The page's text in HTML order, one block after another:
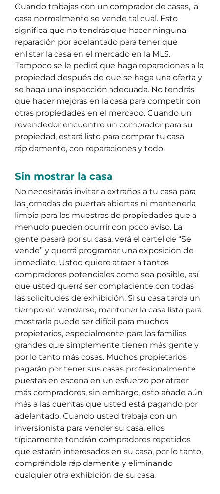
Cuando trabajas con un comprador de casas, la
casa normalmente se vende tal cual. Esto
significa que no tendrás que hacer ninguna
reparación por adelantado para tener que
enlistar la casa en el mercado en la MLS.
Tampoco se le pedirá que haga reparaciones a la
propiedad después de que se haga una oferta y
se haga una inspección adecuada. No tendrás
que hacer mejoras en la casa para competir con
otras propiedades en el mercado. Cuando un
revendedor encuentre un comprador para su
propiedad, estará listo para comprar tu casa
rápidamente, con reparaciones y todo.
Sin mostrar la casa
No necesitarás invitar a extraños a tu casa para
las jornadas de puertas abiertas ni mantenerla
limpia para las muestras de propiedades que a
menudo pueden ocurrir con poco aviso. La
gente pasará por su casa, verá el cartel de “Se
vende” y querrá programar una exposición de
inmediato. Usted quiere atraer a tantos
compradores potenciales como sea posible, así
que usted querrá ser complaciente con todas
las solicitudes de exhibición. Si su casa tarda un
tiempo en venderse, mantener la casa lista para
mostrarla puede ser difícil para muchos
propietarios, especialmente para las familias
grandes que simplemente tienen más gente y
por lo tanto más cosas. Muchos propietarios
pagarán por tener sus casas profesionalmente
puestas en escena en un esfuerzo por atraer
más compradores, sin embargo, esto añade aún
más a las cuentas que usted está pagando por
adelantado. Cuando usted trabaja con un
inversionista para vender su casa, ellos
típicamente tendrán compradores repetidos
que estarán interesados en su casa, por lo tanto,
comprándola rápidamente y eliminando
cualquier otra exhibición de su casa.